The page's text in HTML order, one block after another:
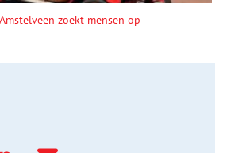
zoekt mensen op